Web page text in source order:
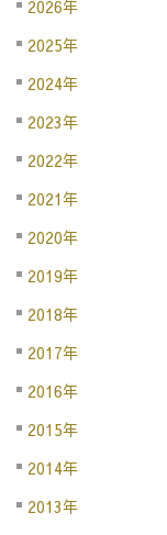
2026年
2025年
2024年
2023年
2022年
2021年
2020年
2019年
2018年
2017年
2016年
2015年
2014年
2013年